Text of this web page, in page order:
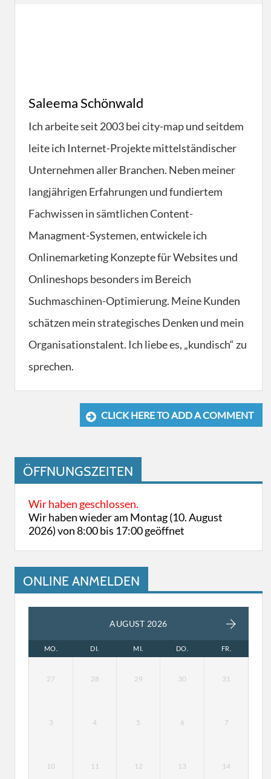
Saleema Schönwald
Ich arbeite seit 2003 bei city-map und seitdem
leite ich Internet-Projekte mittelständischer
Unternehmen aller Branchen. Neben meiner
langjährigen Erfahrungen und fundiertem
Fachwissen in sämtlichen Content-
Managment-Systemen, entwickele ich
Onlinemarketing Konzepte für Websites und
Onlineshops besonders im Bereich
Suchmaschinen-Optimierung. Meine Kunden
schätzen mein strategisches Denken und mein
Organisationstalent. Ich liebe es, „kundisch“ zu
sprechen.
CLICK HERE TO ADD A COMMENT
ÖFFNUNGSZEITEN
Wir haben geschlossen.
Wir haben wieder am Montag (10. August
2026) von 8:00 bis 17:00 geöffnet
ONLINE ANMELDEN
AUGUST 2026
MO. DI. MI. DO. FR.
27 28 29 30 31
3 4 5 6 7
10 11 12 13 14